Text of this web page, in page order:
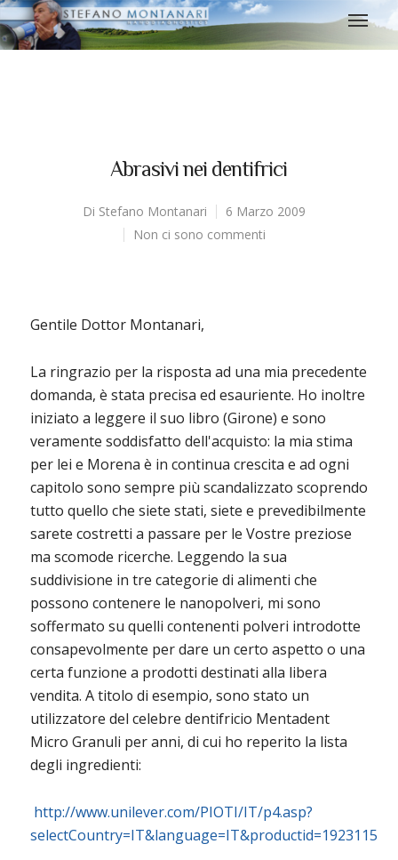
Abrasivi nei dentifrici
Di Stefano Montanari
6 Marzo 2009
Non ci sono commenti
Gentile Dottor Montanari,
La ringrazio per la risposta ad una mia precedente
domanda, è stata precisa ed esauriente. Ho inoltre
iniziato a leggere il suo libro (Girone) e sono
veramente soddisfatto dell'acquisto: la mia stima
per lei e Morena è in continua crescita e ad ogni
capitolo sono sempre più scandalizzato scoprendo
tutto quello che siete stati, siete e prevedibilmente
sarete costretti a passare per le Vostre preziose
ma scomode ricerche. Leggendo la sua
suddivisione in tre categorie di alimenti che
possono contenere le nanopolveri, mi sono
soffermato su quelli contenenti polveri introdotte
consapevolmente per dare un certo aspetto o una
certa funzione a prodotti destinati alla libera
vendita. A titolo di esempio, sono stato un
utilizzatore del celebre dentifricio Mentadent
Micro Granuli per anni, di cui ho reperito la lista
degli ingredienti:
http://www.unilever.com/PIOTI/IT/p4.asp?
selectCountry=IT&language=IT&productid=1923115